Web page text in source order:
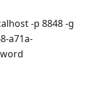
-p 8848 -g
a71a-